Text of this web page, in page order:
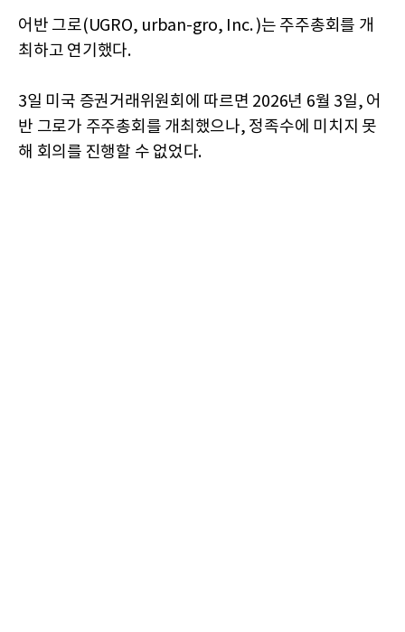
어반 그로(UGRO, urban-gro, Inc. )는 주주총회를 개
최하고 연기했다.
3일 미국 증권거래위원회에 따르면 2026년 6월 3일, 어
반 그로가 주주총회를 개최했으나, 정족수에 미치지 못
해 회의를 진행할 수 없었다.